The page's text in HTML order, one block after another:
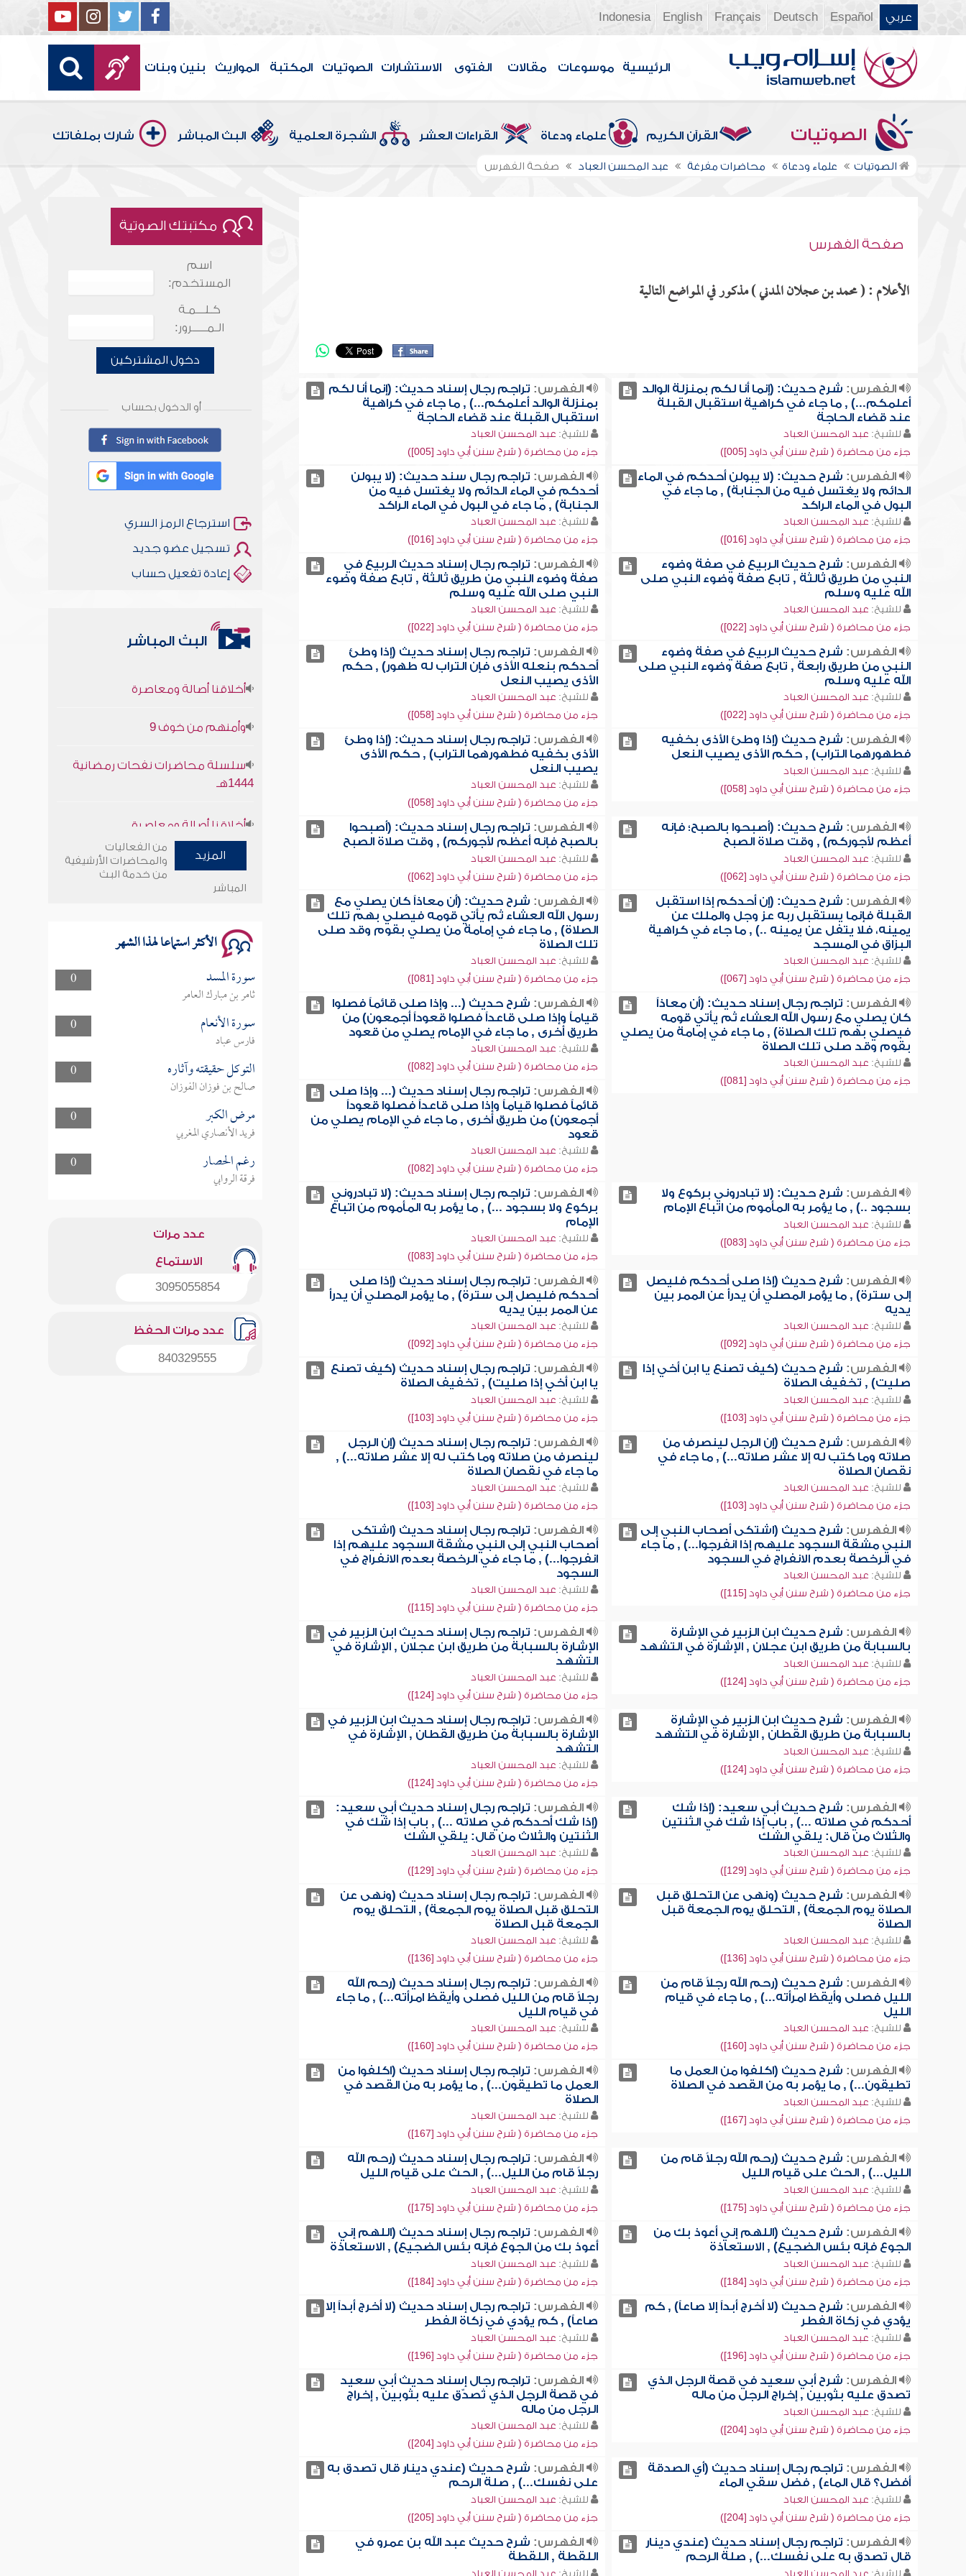
عربي Español
Deutsch
Français
English
Indonesia
الرئيسية موسوعات مقالات الفتوى الاستشارات الصوتيات المكتبة المواريث بنين وبنات
الصوتيات القرآن الكريم علماء ودعاة القراءات العشر الشجرة العلمية البث المباشر شارك بملفاتك
الصوتيات علماء ودعاة محاضرات مفرغة عبد المحسن العباد صفحة الفهرس
صفحة الفهرس
الأعلام : ( محمد بن عجلان المدني ) مذكور في المواضع التالية
الفهرس: شرح حديث: (إنما أنا لكم بمنزلة الوالد
أعلمكم...) , ما جاء في كراهية استقبال القبلة
عند قضاء الحاجة
للشيخ: عبد المحسن العباد
جزء من محاضرة ( شرح سنن أبي داود [005])
الفهرس: تراجم رجال إسناد حديث: (إنما أنا لكم
بمنزلة الوالد أعلمكم...) , ما جاء في كراهية
استقبال القبلة عند قضاء الحاجة
للشيخ: عبد المحسن العباد
جزء من محاضرة ( شرح سنن أبي داود [005])
الفهرس: شرح حديث: (لا يبولن أحدكم في الماء
الدائم ولا يغتسل فيه من الجنابة) , ما جاء في
البول في الماء الراكد
للشيخ: عبد المحسن العباد
جزء من محاضرة ( شرح سنن أبي داود [016])
الفهرس: تراجم رجال سند حديث: (لا يبولن
أحدكم في الماء الدائم ولا يغتسل فيه من
الجنابة) , ما جاء في البول في الماء الراكد
للشيخ: عبد المحسن العباد
جزء من محاضرة ( شرح سنن أبي داود [016])
الفهرس: شرح حديث الربيع في صفة وضوء
النبي من طريق ثالثة , تابع صفة وضوء النبي صلى
الله عليه وسلم
للشيخ: عبد المحسن العباد
جزء من محاضرة ( شرح سنن أبي داود [022])
الفهرس: تراجم رجال إسناد حديث الربيع في
صفة وضوء النبي من طريق ثالثة , تابع صفة وضوء
النبي صلى الله عليه وسلم
للشيخ: عبد المحسن العباد
جزء من محاضرة ( شرح سنن أبي داود [022])
الفهرس: شرح حديث الربيع في صفة وضوء
النبي من طريق رابعة , تابع صفة وضوء النبي صلى
الله عليه وسلم
للشيخ: عبد المحسن العباد
جزء من محاضرة ( شرح سنن أبي داود [022])
الفهرس: تراجم رجال إسناد حديث (إذا وطئ
أحدكم بنعله الأذى فإن التراب له طهور) , حكم
الأذى يصيب النعل
للشيخ: عبد المحسن العباد
جزء من محاضرة ( شرح سنن أبي داود [058])
الفهرس: شرح حديث (إذا وطئ الأذى بخفيه
فطهورهما التراب) , حكم الأذى يصيب النعل
للشيخ: عبد المحسن العباد
جزء من محاضرة ( شرح سنن أبي داود [058])
الفهرس: تراجم رجال إسناد حديث: (إذا وطئ
الأذى بخفيه فطهورهما التراب) , حكم الأذى
يصيب النعل
للشيخ: عبد المحسن العباد
جزء من محاضرة ( شرح سنن أبي داود [058])
الفهرس: شرح حديث: (أصبحوا بالصبح؛ فإنه
أعظم لأجوركم) , وقت صلاة الصبح
للشيخ: عبد المحسن العباد
جزء من محاضرة ( شرح سنن أبي داود [062])
الفهرس: تراجم رجال إسناد حديث: (أصبحوا
بالصبح فإنه أعظم لأجوركم) , وقت صلاة الصبح
للشيخ: عبد المحسن العباد
جزء من محاضرة ( شرح سنن أبي داود [062])
الفهرس: شرح حديث: (إن أحدكم إذا استقبل
القبلة فإنما يستقبل ربه عز وجل والملك عن
يمينه، فلا يتفل عن يمينه ..) , ما جاء في كراهية
البزاق في المسجد
للشيخ: عبد المحسن العباد
جزء من محاضرة ( شرح سنن أبي داود [067])
الفهرس: شرح حديث: (أن معاذاً كان يصلي مع
رسول الله العشاء ثم يأتي قومه فيصلي بهم تلك
الصلاة) , ما جاء في إمامة من يصلي بقوم وقد صلى
تلك الصلاة
للشيخ: عبد المحسن العباد
جزء من محاضرة ( شرح سنن أبي داود [081])
الفهرس: تراجم رجال إسناد حديث: (أن معاذاً
كان يصلي مع رسول الله العشاء ثم يأتي قومه
فيصلي بهم تلك الصلاة) , ما جاء في إمامة من يصلي
بقوم وقد صلى تلك الصلاة
للشيخ: عبد المحسن العباد
جزء من محاضرة ( شرح سنن أبي داود [081])
الفهرس: شرح حديث (... وإذا صلى قائماً فصلوا
قياماً وإذا صلى قاعداً فصلوا قعوداً أجمعون) من
طريق أخرى , ما جاء في الإمام يصلي من قعود
للشيخ: عبد المحسن العباد
جزء من محاضرة ( شرح سنن أبي داود [082])
الفهرس: تراجم رجال إسناد حديث (... وإذا صلى
قائماً فصلوا قياماً وإذا صلى قاعداً فصلوا قعوداً
أجمعون) من طريق أخرى , ما جاء في الإمام يصلي من
قعود
للشيخ: عبد المحسن العباد
جزء من محاضرة ( شرح سنن أبي داود [082])
الفهرس: شرح حديث: (لا تبادروني بركوع ولا
بسجود ..) , ما يؤمر به المأموم من اتباع الإمام
للشيخ: عبد المحسن العباد
جزء من محاضرة ( شرح سنن أبي داود [083])
الفهرس: تراجم رجال إسناد حديث: (لا تبادروني
بركوع ولا بسجود ...) , ما يؤمر به المأموم من اتباع
الإمام
للشيخ: عبد المحسن العباد
جزء من محاضرة ( شرح سنن أبي داود [083])
الفهرس: شرح حديث (إذا صلى أحدكم فليصل
إلى سترة) , ما يؤمر المصلي أن يدرأ عن الممر بين
يديه
للشيخ: عبد المحسن العباد
جزء من محاضرة ( شرح سنن أبي داود [092])
الفهرس: تراجم رجال إسناد حديث (إذا صلى
أحدكم فليصل إلى سترة) , ما يؤمر المصلي أن يدرأ
عن الممر بين يديه
للشيخ: عبد المحسن العباد
جزء من محاضرة ( شرح سنن أبي داود [092])
الفهرس: شرح حديث (كيف تصنع يا ابن أخي إذا
صليت) , تخفيف الصلاة
للشيخ: عبد المحسن العباد
جزء من محاضرة ( شرح سنن أبي داود [103])
الفهرس: تراجم رجال إسناد حديث (كيف تصنع
يا ابن أخي إذا صليت) , تخفيف الصلاة
للشيخ: عبد المحسن العباد
جزء من محاضرة ( شرح سنن أبي داود [103])
الفهرس: شرح حديث (إن الرجل لينصرف من
صلاته وما كتب له إلا عشر صلاته...) , ما جاء في
نقصان الصلاة
للشيخ: عبد المحسن العباد
جزء من محاضرة ( شرح سنن أبي داود [103])
الفهرس: تراجم رجال إسناد حديث (إن الرجل
لينصرف من صلاته وما كتب له إلا عشر صلاته...) ,
ما جاء في نقصان الصلاة
للشيخ: عبد المحسن العباد
جزء من محاضرة ( شرح سنن أبي داود [103])
الفهرس: شرح حديث (اشتكى أصحاب النبي إلى
النبي مشقة السجود عليهم إذا انفرجوا...) , ما جاء
في الرخصة بعدم الانفراج في السجود
للشيخ: عبد المحسن العباد
جزء من محاضرة ( شرح سنن أبي داود [115])
الفهرس: تراجم رجال إسناد حديث (اشتكى
أصحاب النبي إلى النبي مشقة السجود عليهم إذا
انفرجوا...) , ما جاء في الرخصة بعدم الانفراج في
السجود
للشيخ: عبد المحسن العباد
جزء من محاضرة ( شرح سنن أبي داود [115])
الفهرس: شرح حديث ابن الزبير في الإشارة
بالسبابة من طريق ابن عجلان , الإشارة في التشهد
للشيخ: عبد المحسن العباد
جزء من محاضرة ( شرح سنن أبي داود [124])
الفهرس: تراجم رجال إسناد حديث ابن الزبير في
الإشارة بالسبابة من طريق ابن عجلان , الإشارة في
التشهد
للشيخ: عبد المحسن العباد
جزء من محاضرة ( شرح سنن أبي داود [124])
الفهرس: شرح حديث ابن الزبير في الإشارة
بالسبابة من طريق القطان , الإشارة في التشهد
للشيخ: عبد المحسن العباد
جزء من محاضرة ( شرح سنن أبي داود [124])
الفهرس: تراجم رجال إسناد حديث ابن الزبير في
الإشارة بالسبابة من طريق القطان , الإشارة في
التشهد
للشيخ: عبد المحسن العباد
جزء من محاضرة ( شرح سنن أبي داود [124])
الفهرس: شرح حديث أبي سعيد: (إذا شك
أحدكم في صلاته ...) , باب إذا شك في الثنتين
والثلاث من قال: يلقي الشك
للشيخ: عبد المحسن العباد
جزء من محاضرة ( شرح سنن أبي داود [129])
الفهرس: تراجم رجال إسناد حديث أبي سعيد:
(إذا شك أحدكم في صلاته ...) , باب إذا شك في
الثنتين والثلاث من قال: يلقي الشك
للشيخ: عبد المحسن العباد
جزء من محاضرة ( شرح سنن أبي داود [129])
الفهرس: شرح حديث (ونهى عن التحلق قبل
الصلاة يوم الجمعة) , التحلق يوم الجمعة قبل
الصلاة
للشيخ: عبد المحسن العباد
جزء من محاضرة ( شرح سنن أبي داود [136])
الفهرس: تراجم رجال إسناد حديث (ونهى عن
التحلق قبل الصلاة يوم الجمعة) , التحلق يوم
الجمعة قبل الصلاة
للشيخ: عبد المحسن العباد
جزء من محاضرة ( شرح سنن أبي داود [136])
الفهرس: شرح حديث (رحم الله رجلاً قام من
الليل فصلى وأيقظ امرأته...) , ما جاء في قيام
الليل
للشيخ: عبد المحسن العباد
جزء من محاضرة ( شرح سنن أبي داود [160])
الفهرس: تراجم رجال إسناد حديث (رحم الله
رجلاً قام من الليل فصلى وأيقظ امرأته...) , ما جاء
في قيام الليل
للشيخ: عبد المحسن العباد
جزء من محاضرة ( شرح سنن أبي داود [160])
الفهرس: شرح حديث (اكلفوا من العمل ما
تطيقون...) , ما يؤمر به من القصد في الصلاة
للشيخ: عبد المحسن العباد
جزء من محاضرة ( شرح سنن أبي داود [167])
الفهرس: تراجم رجال إسناد حديث (اكلفوا من
العمل ما تطيقون...) , ما يؤمر به من القصد في
الصلاة
للشيخ: عبد المحسن العباد
جزء من محاضرة ( شرح سنن أبي داود [167])
الفهرس: شرح حديث (رحم الله رجلاً قام من
الليل...) , الحث على قيام الليل
للشيخ: عبد المحسن العباد
جزء من محاضرة ( شرح سنن أبي داود [175])
الفهرس: تراجم رجال إسناد حديث (رحم الله
رجلاً قام من الليل...) , الحث على قيام الليل
للشيخ: عبد المحسن العباد
جزء من محاضرة ( شرح سنن أبي داود [175])
الفهرس: شرح حديث (اللهم إني أعوذ بك من
الجوع فإنه بئس الضجيع) , الاستعاذة
للشيخ: عبد المحسن العباد
جزء من محاضرة ( شرح سنن أبي داود [184])
الفهرس: تراجم رجال إسناد حديث (اللهم إني
أعوذ بك من الجوع فإنه بئس الضجيع) , الاستعاذة
للشيخ: عبد المحسن العباد
جزء من محاضرة ( شرح سنن أبي داود [184])
الفهرس: شرح حديث (لا أخرج أبداً إلا صاعاً) , كم
يؤدي في زكاة الفطر
للشيخ: عبد المحسن العباد
جزء من محاضرة ( شرح سنن أبي داود [196])
الفهرس: تراجم رجال إسناد حديث (لا أخرج أبداً إلا
صاعاً) , كم يؤدي في زكاة الفطر
للشيخ: عبد المحسن العباد
جزء من محاضرة ( شرح سنن أبي داود [196])
الفهرس: شرح أبي سعيد في قصة الرجل الذي
تصدق عليه بثوبين , إخراج الرجل من ماله
للشيخ: عبد المحسن العباد
جزء من محاضرة ( شرح سنن أبي داود [204])
الفهرس: تراجم رجال إسناد حديث أبي سعيد
في قصة الرجل الذي تُصدّق عليه بثوبين , إخراج
الرجل من ماله
للشيخ: عبد المحسن العباد
جزء من محاضرة ( شرح سنن أبي داود [204])
الفهرس: تراجم رجال إسناد حديث (أي الصدقة
أفضل؟ قال الماء) , فضل سقي الماء
للشيخ: عبد المحسن العباد
جزء من محاضرة ( شرح سنن أبي داود [204])
الفهرس: شرح حديث (عندي دينار قال تصدق به
على نفسك...) , صلة الرحم
للشيخ: عبد المحسن العباد
جزء من محاضرة ( شرح سنن أبي داود [205])
الفهرس: تراجم رجال إسناد حديث (عندي دينار
قال تصدق به على نفسك...) , صلة الرحم
للشيخ: عبد المحسن العباد
الفهرس: شرح حديث عبد الله بن عمرو في
اللقطة , اللقطة
للشيخ: عبد المحسن العباد
مكتبتك الصوتية
اسم
المستخدم:
كـلـــمـة
الـمـــــرور:
دخول المشتركين
أو الدخول بحساب
استرجاع الرمز السري
تسجيل عضو جديد
إعادة تفعيل حساب
البث المباشر
سلسلة محاضرات نفحات رمضانية
1444هـ
المزيد
من الفعاليات
والمحاضرات الأرشيفية
من خدمة البث
المباشر
الأكثر استماعا لهذا الشهر
0 سورة المسد
ثامر بن مبارك العامر
0
سورة الأنعام
فارس عباد
0
التوكل حقيقته وآثاره
صالح بن فوزان الفوزان
0
مرض الكبر
فريد الأنصاري المغربي
0
رغم الحصار
فرقة الروابي
عدد مرات
الاستماع
3095055854
عدد مرات الحفظ
840329555